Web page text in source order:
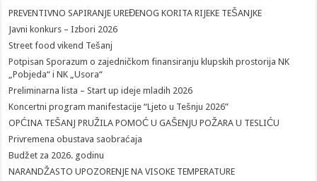
PREVENTIVNO SAPIRANJE UREĐENOG KORITA RIJEKE TEŠANJKE
Javni konkurs – Izbori 2026
Street food vikend Tešanj
Potpisan Sporazum o zajedničkom finansiranju klupskih prostorija NK
„Pobjeda“ i NK „Usora“
Preliminarna lista – Start up ideje mladih 2026
Koncertni program manifestacije “Ljeto u Tešnju 2026”
OPĆINA TEŠANJ PRUŽILA POMOĆ U GAŠENJU POŽARA U TESLIĆU
Privremena obustava saobraćaja
Budžet za 2026. godinu
NARANDŽASTO UPOZORENJE NA VISOKE TEMPERATURE